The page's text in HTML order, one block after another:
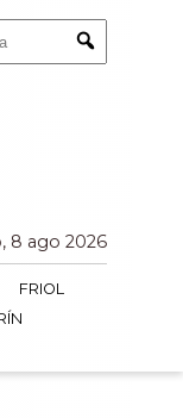
Submit
8 ago 2026
FRIOL